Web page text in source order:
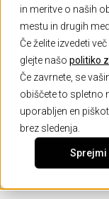
in meritve o naših
mestu in drugih
Če želite izvedeti
glejte našo politiko
Če zavrnete, se
obiščete to spletno
uporabljen en
brez sledenja.
Sprejmi